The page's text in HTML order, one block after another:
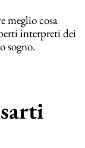
meglio cosa
interpreti dei
sogno.